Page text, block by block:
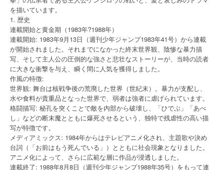
を描いています。
1. 歴史
連載開始と黄金期（1983年?1988年）
連載開始: 1983年9月13日（週刊少年ジャンプ1983年41号）から連載
が開始されました。それまでになかった終末世界観、陰惨な暴力描
写、そして主人公の圧倒的な強さと悲壮なストーリーが、当時の読者
に大きな衝撃を与え、瞬く間に人気を獲得しました。
作風の特徴:
世界観: 舞台は核戦争後の荒廃した世界（世紀末）。暴力が支配し、
水や食料が貴重品となった世界で、弱者は強者に虐げられています。
格闘描写: 秘孔を突くことで敵を内部から破壊し、「ひでぶ」「あべ
し」などの断末魔とともに爆死させるという、独特で残虐性の高い描
写が特徴です。
メディアミックス: 1984年からはテレビアニメ化され、主題歌や決め
台詞（「お前はもう死んでいる」）とともに社会現象となりました。
アニメ化によって、さらに広範な層に作品が浸透しました。
連載終了: 1988年8月8日（週刊少年ジャンプ1988年35号）をもって連